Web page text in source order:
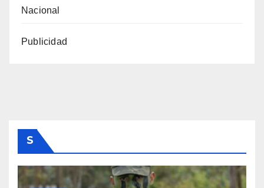
Nacional
Publicidad
S